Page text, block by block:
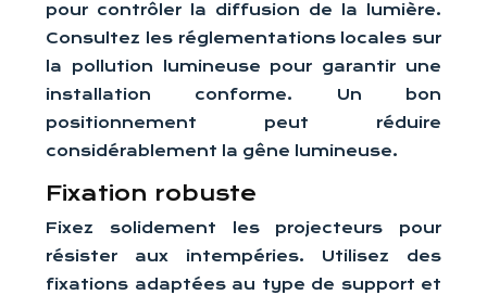
pour contrôler la diffusion de la lumière.
Consultez les réglementations locales sur
la pollution lumineuse pour garantir une
installation conforme. Un bon
positionnement peut réduire
considérablement la gêne lumineuse.
Fixation robuste
Fixez solidement les projecteurs pour
résister aux intempéries. Utilisez des
fixations adaptées au type de support et